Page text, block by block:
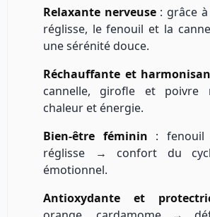
Relaxante nerveuse: grâce à
réglisse, le fenouil et la
une sérénité douce.
Réchauffante et
cannelle, girofle et poivre
chaleur et énergie.
Bien-être féminin : fenouil
réglisse → confort du
émotionnel.
Antioxydante et